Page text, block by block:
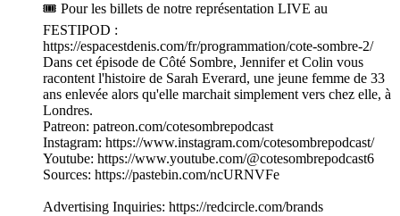
🎟️ Pour les billets de notre représentation LIVE au
FESTIPOD :
https://espacestdenis.com/fr/programmation/cote-sombre-2/
Dans cet épisode de Côté Sombre, Jennifer et Colin vous
racontent l'histoire de Sarah Everard, une jeune femme de 33
ans enlevée alors qu'elle marchait simplement vers chez elle, à
Londres.
Patreon: patreon.com/cotesombrepodcast
Instagram: https://www.instagram.com/cotesombrepodcast/
Youtube: https://www.youtube.com/@cotesombrepodcast6
Sources: https://pastebin.com/ncURNVFe
Advertising Inquiries: https://redcircle.com/brands